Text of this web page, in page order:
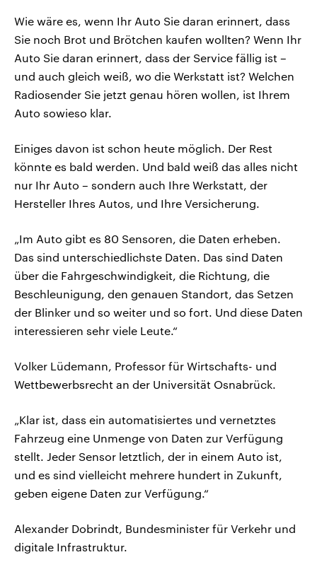
Wie wäre es, wenn Ihr Auto Sie daran erinnert, dass
Sie noch Brot und Brötchen kaufen wollten? Wenn Ihr
Auto Sie daran erinnert, dass der Service fällig ist –
und auch gleich weiß, wo die Werkstatt ist? Welchen
Radiosender Sie jetzt genau hören wollen, ist Ihrem
Auto sowieso klar.
Einiges davon ist schon heute möglich. Der Rest
könnte es bald werden. Und bald weiß das alles nicht
nur Ihr Auto – sondern auch Ihre Werkstatt, der
Hersteller Ihres Autos, und Ihre Versicherung.
„Im Auto gibt es 80 Sensoren, die Daten erheben.
Das sind unterschiedlichste Daten. Das sind Daten
über die Fahrgeschwindigkeit, die Richtung, die
Beschleunigung, den genauen Standort, das Setzen
der Blinker und so weiter und so fort. Und diese Daten
interessieren sehr viele Leute.“
Volker Lüdemann, Professor für Wirtschafts- und
Wettbewerbsrecht an der Universität Osnabrück.
„Klar ist, dass ein automatisiertes und vernetztes
Fahrzeug eine Unmenge von Daten zur Verfügung
stellt. Jeder Sensor letztlich, der in einem Auto ist,
und es sind vielleicht mehrere hundert in Zukunft,
geben eigene Daten zur Verfügung.“
Alexander Dobrindt, Bundesminister für Verkehr und
digitale Infrastruktur.